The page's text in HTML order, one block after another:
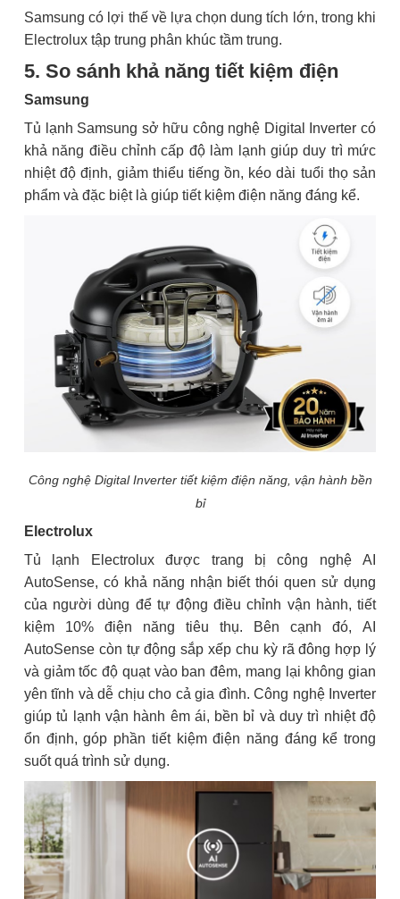
Samsung có lợi thế về lựa chọn dung tích lớn, trong khi
Electrolux tập trung phân khúc tầm trung.
5. So sánh khả năng tiết kiệm điện
Samsung
Tủ lạnh Samsung sở hữu công nghệ Digital Inverter có
khả năng điều chỉnh cấp độ làm lạnh giúp duy trì mức
nhiệt độ định, giảm thiểu tiếng ồn, kéo dài tuổi thọ sản
phẩm và đặc biệt là giúp tiết kiệm điện năng đáng kể.
Công nghệ Digital Inverter tiết kiệm điện năng, vận hành bền
bỉ
Electrolux
Tủ lạnh Electrolux được trang bị công nghệ AI
AutoSense, có khả năng nhận biết thói quen sử dụng
của người dùng để tự động điều chỉnh vận hành, tiết
kiệm 10% điện năng tiêu thụ. Bên cạnh đó, AI
AutoSense còn tự động sắp xếp chu kỳ rã đông hợp lý
và giảm tốc độ quạt vào ban đêm, mang lại không gian
yên tĩnh và dễ chịu cho cả gia đình. Công nghệ Inverter
giúp tủ lạnh vận hành êm ái, bền bỉ và duy trì nhiệt độ
ổn định, góp phần tiết kiệm điện năng đáng kể trong
suốt quá trình sử dụng.